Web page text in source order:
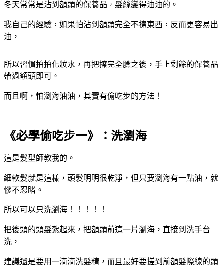
冬天常常是沾到額頭的保養品，髮絲變得油油的。
我自己的經驗，如果怕沾到額頭完全不擦東西，反而更容易出
油，
所以習慣拍拍化妝水，再把擦完全臉之後，手上剩餘的保養品
帶過額頭即可。
而且啊，怕瀏海油油，其實有偷吃步的方法！
《必學偷吃步一》：洗瀏海
這是髮型師教我的。
細軟髮就是這樣，頭髮明明很乾淨，但只要瀏海有一點油，就
慘不忍睹。
所以可以只洗瀏海！！！！！！
把後頭的頭髮紮起來，把額頭前這一片瀏海，直接到洗手台
洗，
建議還是要用一滴滴洗髮精，而且最好要搓到前額髮際線的頭